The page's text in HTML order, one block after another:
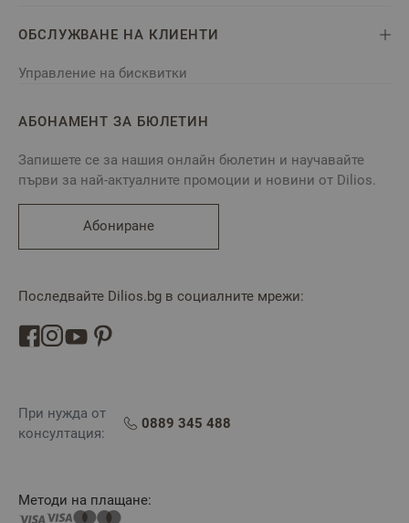
ОБСЛУЖВАНЕ НА КЛИЕНТИ
Управление на бисквитки
АБОНАМЕНТ ЗА БЮЛЕТИН
Запишете се за нашия онлайн бюлетин и научавайте
първи за най-актуалните промоции и новини от Dilios.
Абониране
Последвайте Dilios.bg в социалните мрежи:
При нужда от
консултация:
0889 345 488
Методи на плащане: